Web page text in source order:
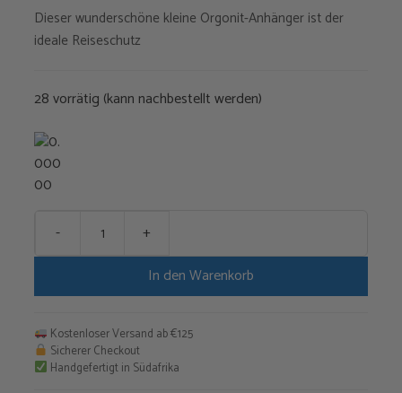
war:
ist:
Dieser wunderschöne kleine Orgonit-Anhänger ist der
ideale Reiseschutz
28 vorrätig (kann nachbestellt werden)
-
Anhänger
+
In den Warenkorb
Kostenloser Versand ab €125
Sicherer Checkout
Handgefertigt in Südafrika